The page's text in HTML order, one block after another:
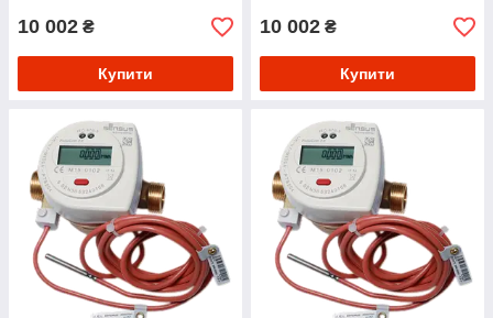
10 002 ₴
Купити
10 002 ₴
Купити